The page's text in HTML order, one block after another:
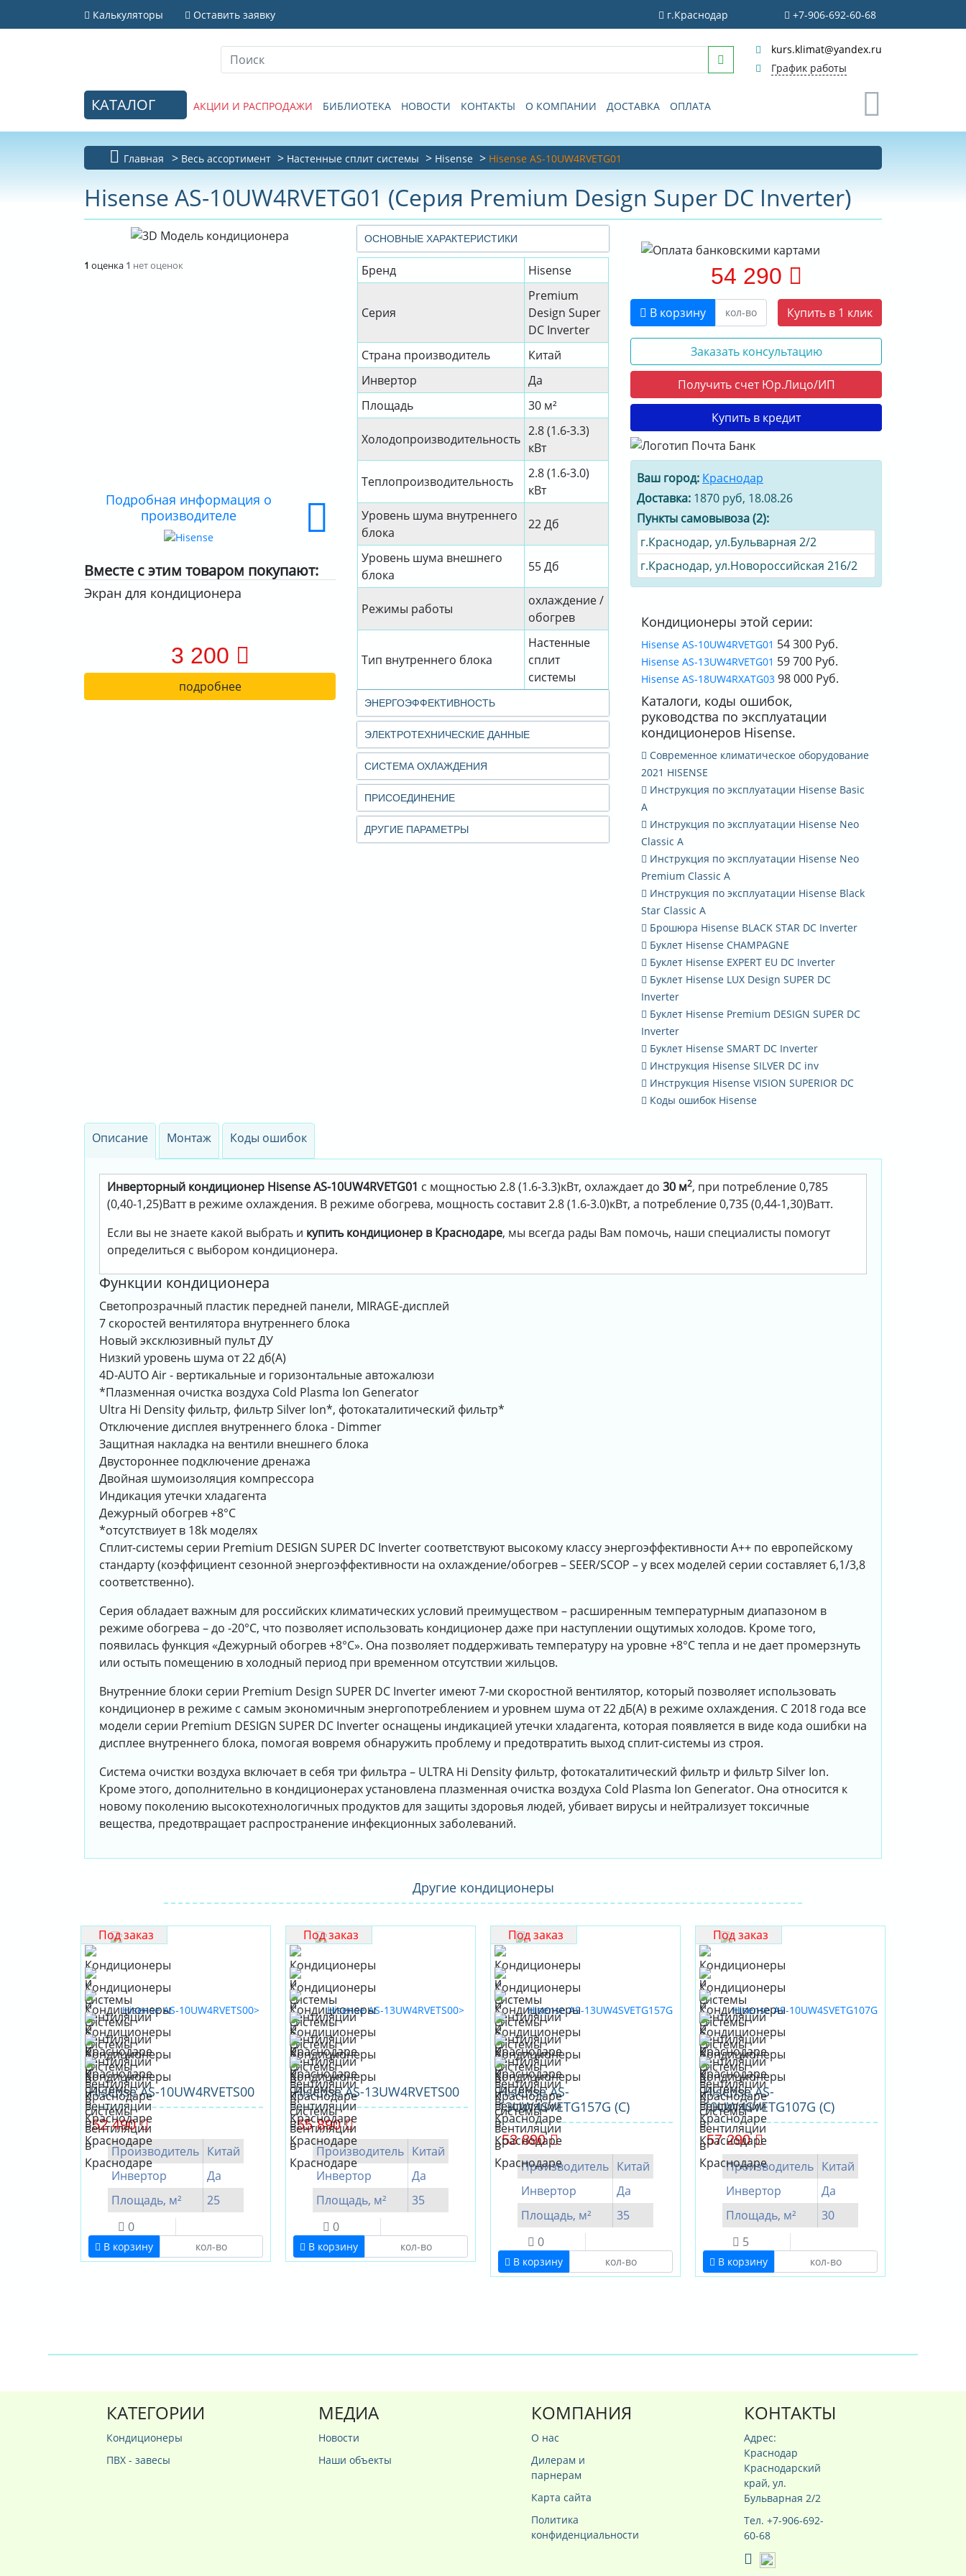
Калькуляторы Оставить заявку г.Краснодар +7-906-692-60-68
kurs.klimat@yandex.ru
График работы
КАТАЛОГ АКЦИИ И РАСПРОДАЖИ БИБЛИОТЕКА НОВОСТИ КОНТАКТЫ О КОМПАНИИ ДОСТАВКА ОПЛАТА
Главная Весь ассортимент Настенные сплит системы Hisense Hisense AS-10UW4RVETG01
Hisense AS-10UW4RVETG01 (Серия Premium Design Super DC Inverter)
1 оценка 1 нет оценок
Подробная информация о
производителе
Вместе с этим товаром покупают:
Экран для кондиционера
3 200
подробнее
ОСНОВНЫЕ ХАРАКТЕРИСТИКИ
Бренд Hisense
Серия
Premium
Design Super
DC Inverter
Страна производитель
Китай
Инвертор
Да
Площадь
30 м²
Холодопроизводительность
2.8 (1.6-3.3)
кВт
Теплопроизводительность
2.8 (1.6-3.0)
кВт
Уровень шума внутреннего
блока
22 Дб
Уровень шума внешнего
блока
55 Дб
Режимы работы
охлаждение /
обогрев
Тип внутреннего блока
Настенные
сплит
системы
ЭНЕРГОЭФФЕКТИВНОСТЬ
ЭЛЕКТРОТЕХНИЧЕСКИЕ ДАННЫЕ
СИСТЕМА ОХЛАЖДЕНИЯ
ПРИСОЕДИНЕНИЕ
ДРУГИЕ ПАРАМЕТРЫ
54 290
В корзину Купить в 1 клик
Заказать консультацию
Получить счет Юр.Лицо/ИП
Купить в кредит
Ваш город: Краснодар
Доставка: 1870 руб, 18.08.26
Пункты самовывоза (2):
г.Краснодар, ул.Бульварная 2/2
г.Краснодар, ул.Новороссийская 216/2
Кондиционеры этой серии:
Hisense AS-10UW4RVETG01 54 300 Руб.
Hisense AS-13UW4RVETG01 59 700 Руб.
Hisense AS-18UW4RXATG03 98 000 Руб.
Каталоги, коды ошибок,
руководства по эксплуатации
кондиционеров Hisense.
Современное климатическое оборудование
2021 HISENSE
Инструкция по эксплуатации Hisense Basic
A
Инструкция по эксплуатации Hisense Neo
Classic A
Инструкция по эксплуатации Hisense Neo
Premium Classic A
Инструкция по эксплуатации Hisense Black
Star Classic A
Брошюра Hisense BLACK STAR DC Inverter
Буклет Hisense CHAMPAGNE
Буклет Hisense EXPERT EU DC Inverter
Буклет Hisense LUX Design SUPER DC
Inverter
Буклет Hisense Premium DESIGN SUPER DC
Inverter
Буклет Hisense SMART DC Inverter
Инструкция Hisense SILVER DC inv
Инструкция Hisense VISION SUPERIOR DC
Коды ошибок Hisense
Описание Монтаж Коды ошибок
Инверторный кондиционер Hisense AS-10UW4RVETG01 с мощностью 2.8 (1.6-3.3)кВт, охлаждает до 30 м2, при потребление 0,785
(0,40-1,25)Ватт в режиме охлаждения. В режиме обогрева, мощность составит 2.8 (1.6-3.0)кВт, а потребление 0,735 (0,44-1,30)Ватт.
Если вы не знаете какой выбрать и купить кондиционер в Краснодаре, мы всегда рады Вам помочь, наши специалисты помогут
определиться с выбором кондиционера.
Функции кондиционера
Светопрозрачный пластик передней панели, MIRAGE-дисплей
7 скоростей вентилятора внутреннего блока
Новый эксклюзивный пульт ДУ
Низкий уровень шума от 22 дб(А)
4D-AUTO Air - вертикальные и горизонтальные автожалюзи
*Плазменная очистка воздуха Cold Plasma Ion Generator
Ultra Hi Density фильтр, фильтр Silver Ion*, фотокаталитический фильтр*
Отключение дисплея внутреннего блока - Dimmer
Защитная накладка на вентили внешнего блока
Двустороннее подключение дренажа
Двойная шумоизоляция компрессора
Индикация утечки хладагента
Дежурный обогрев +8°С
*отсутствиует в 18k моделях
Сплит-системы серии Premium DESIGN SUPER DC Inverter соответствуют высокому классу энергоэффективности A++ по европейскому
стандарту (коэффициент сезонной энергоэффективности на охлаждение/обогрев – SEER/SCOP – у всех моделей серии составляет 6,1/3,8
соответственно).
Серия обладает важным для российских климатических условий преимуществом – расширенным температурным диапазоном в
режиме обогрева – до -20°С, что позволяет использовать кондиционер даже при наступлении ощутимых холодов. Кроме того,
появилась функция «Дежурный обогрев +8°С». Она позволяет поддерживать температуру на уровне +8°С тепла и не дает промерзнуть
или остыть помещению в холодный период при временном отсутствии жильцов.
Внутренние блоки серии Premium Design SUPER DC Inverter имеют 7-ми скоростной вентилятор, который позволяет использовать
кондиционер в режиме с самым экономичным энергопотреблением и уровнем шума от 22 дБ(A) в режиме охлаждения. C 2018 года все
модели серии Premium DESIGN SUPER DC Inverter оснащены индикацией утечки хладагента, которая появляется в виде кода ошибки на
дисплее внутреннего блока, помогая вовремя обнаружить проблему и предотвратить выход сплит-системы из строя.
Система очистки воздуха включает в себя три фильтра – ULTRA Hi Density фильтр, фотокаталитический фильтр и фильтр Silver Ion.
Кроме этого, дополнительно в кондиционерах установлена плазменная очистка воздуха Cold Plasma Ion Generator. Она относится к
новому поколению высокотехнологичных продуктов для защиты здоровья людей, убивает вирусы и нейтрализует токсичные
вещества, предотвращает распространение инфекционных заболеваний.
Другие кондиционеры
Под заказ
Hisense AS-10UW4RVETS00
52 490
Производитель Китай
Инвертор
Да
Площадь, м²
25
0
В корзину
Под заказ
Hisense AS-13UW4RVETS00
55 890
Производитель Китай
Инвертор
Да
Площадь, м²
35
0
В корзину
Под заказ
Hisense AS-
13UW4SVETG157G (C)
53 890
Производитель Китай
Инвертор
Да
Площадь, м²
35
0
В корзину
Под заказ
Hisense AS-
10UW4SVETG107G (C)
57 290
Производитель Китай
Инвертор
Да
Площадь, м²
30
5
В корзину
КАТЕГОРИИ
Кондиционеры
ПВХ - завесы
МЕДИА
Новости
Наши объекты
КОМПАНИЯ
О нас
Дилерам и
парнерам
Карта сайта
Политика
конфиденциальности
КОНТАКТЫ
Адрес:
Краснодар
Краснодарский
край, ул.
Бульварная 2/2
Тел. +7-906-692-
60-68